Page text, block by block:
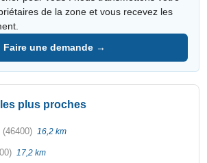
de la zone et vous recevez les
Faire une demande →
plus proches
(46400) 16,2 km
17,2 km